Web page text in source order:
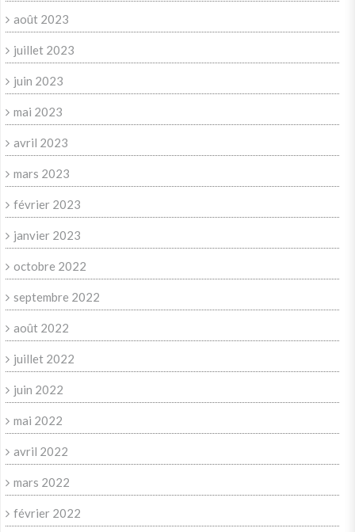
août 2023
juillet 2023
juin 2023
mai 2023
avril 2023
mars 2023
février 2023
janvier 2023
octobre 2022
septembre 2022
août 2022
juillet 2022
juin 2022
mai 2022
avril 2022
mars 2022
février 2022